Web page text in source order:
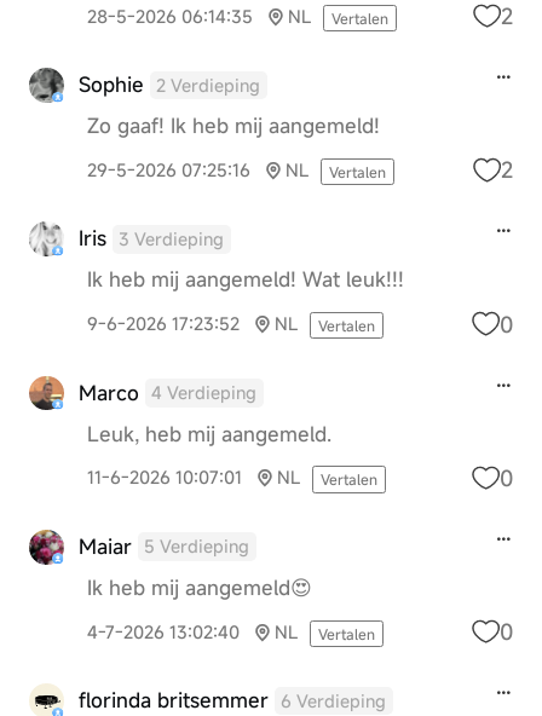
28-5-2026 06:14:35 NL Vertalen 2
Sophie 2 Verdieping
Zo gaaf! Ik heb mij aangemeld!
29-5-2026 07:25:16 NL Vertalen 2
Iris 3 Verdieping
Ik heb mij aangemeld! Wat leuk!!!
9-6-2026 17:23:52 NL Vertalen 0
Marco 4 Verdieping
Leuk, heb mij aangemeld.
11-6-2026 10:07:01 NL Vertalen 0
Maiar 5 Verdieping
Ik heb mij aangemeld😍
4-7-2026 13:02:40 NL Vertalen 0
florinda britsemmer 6 Verdieping